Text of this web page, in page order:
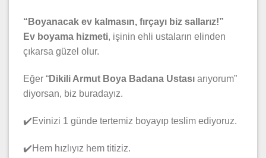
“Boyanacak ev kalmasın, fırçayı biz sallarız!”
Ev boyama hizmeti, işinin ehli ustaların elinden
çıkarsa güzel olur.
Eğer “Dikili Armut Boya Badana Ustası arıyorum”
diyorsan, biz buradayız.
✔️Evinizi 1 günde tertemiz boyayıp teslim ediyoruz.
✔️Hem hızlıyız hem titiziz.